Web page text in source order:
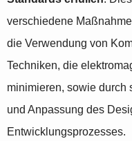
verschiedene
die Verwendung von
Techniken, die
minimieren, sowie durch
und Anpassung des
Entwicklungsprozesses.